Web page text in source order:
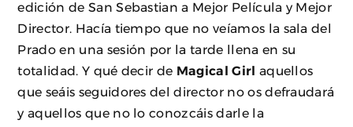
edición de San Sebastian a Mejor Película y Mejor
Director. Hacía tiempo que no veíamos la sala del
Prado en una sesión por la tarde llena en su
totalidad. Y qué decir de Magical Girl aquellos
que seáis seguidores del director no os defraudará
y aquellos que no lo conozcáis darle la